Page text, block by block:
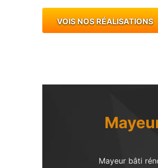
VOIS NOS RÉALISATIONS
Mayeur bâti